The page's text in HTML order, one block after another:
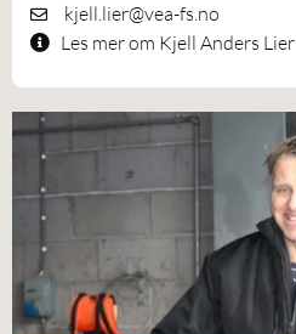
kjell.lier@vea-fs.no
Les mer om Kjell Anders Lier